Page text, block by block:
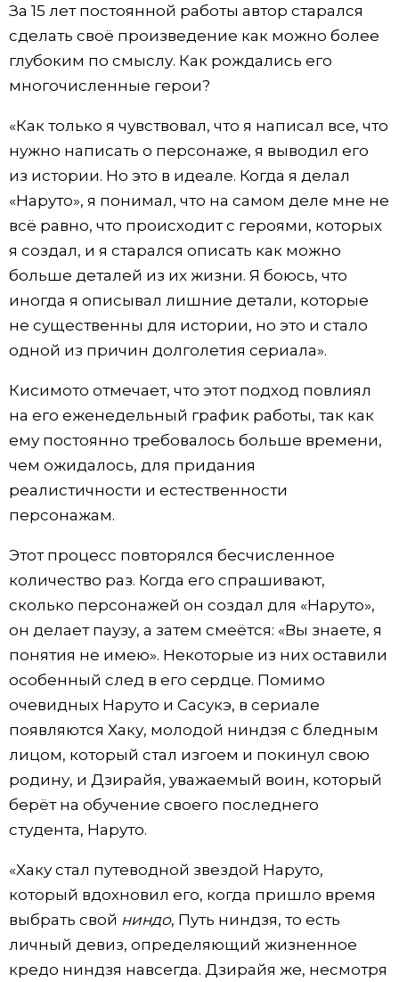
За 15 лет постоянной работы автор старался
сделать своё произведение как можно более
глубоким по смыслу. Как рождались его
многочисленные герои?
«Как только я чувствовал, что я написал все, что
нужно написать о персонаже, я выводил его
из истории. Но это в идеале. Когда я делал
«Наруто», я понимал, что на самом деле мне не
всё равно, что происходит с героями, которых
я создал, и я старался описать как можно
больше деталей из их жизни. Я боюсь, что
иногда я описывал лишние детали, которые
не существенны для истории, но это и стало
одной из причин долголетия сериала».
Кисимото отмечает, что этот подход повлиял
на его еженедельный график работы, так как
ему постоянно требовалось больше времени,
чем ожидалось, для придания
реалистичности и естественности
персонажам.
Этот процесс повторялся бесчисленное
количество раз. Когда его спрашивают,
сколько персонажей он создал для «Наруто»,
он делает паузу, а затем смеётся: «Вы знаете, я
понятия не имею». Некоторые из них оставили
особенный след в его сердце. Помимо
очевидных Наруто и Сасукэ, в сериале
появляются Хаку, молодой ниндзя с бледным
лицом, который стал изгоем и покинул свою
родину, и Дзирайя, уважаемый воин, который
берёт на обучение своего последнего
студента, Наруто.
«Хаку стал путеводной звездой Наруто,
который вдохновил его, когда пришло время
выбрать свой ниндо, Путь ниндзя, то есть
личный девиз, определяющий жизненное
кредо ниндзя навсегда. Дзирайя же, несмотря